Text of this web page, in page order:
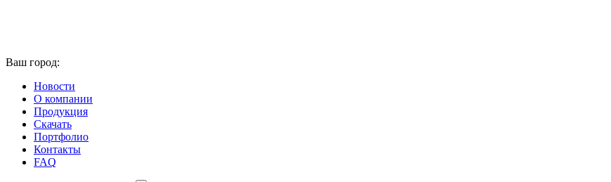
Ваш город:
Новости
О компании
Продукция
Скачать
Портфолио
Контакты
FAQ